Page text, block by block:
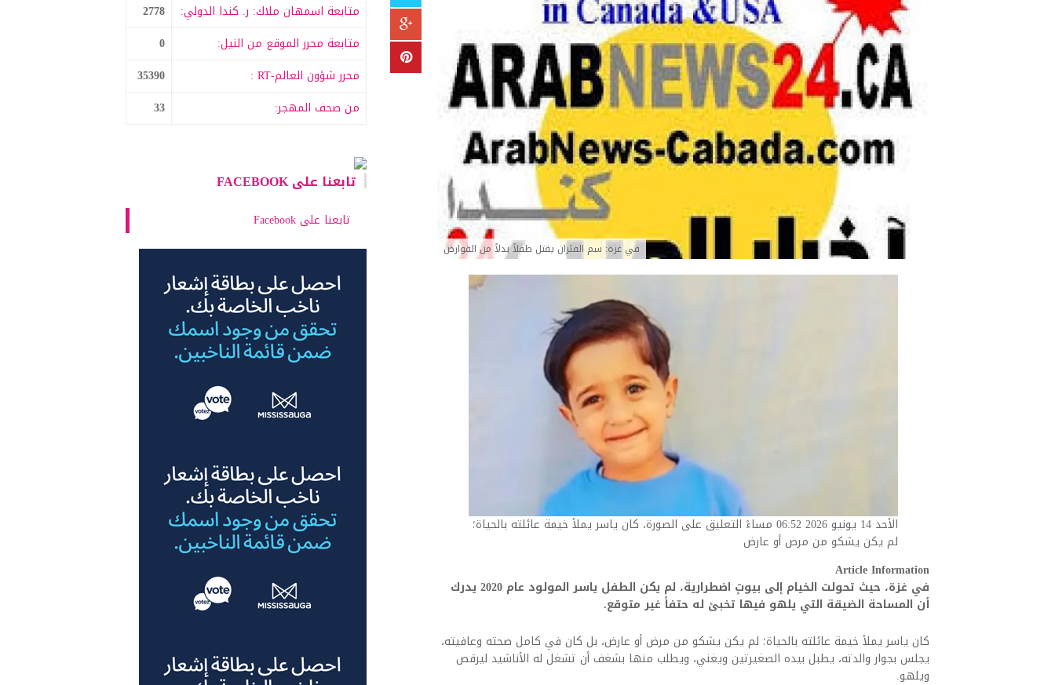
متابعة اسمهان ملاك: ر. كندا الدولي:
2778
متابعة محرر الموقع من النيل:
0
محرر شؤون العالم-RT :
35390
من صحف المهجر:
33
تابعنا على FACEBOOK
تابعنا على Facebook
في غزة: سم الفئران يقتل طفلاً بدلاً من القوارض
الأحد 14 يونيو 2026 06:52 مساءً التعليق على الصورة،
كان ياسر يملأ خيمة عائلته بالحياة؛
لم يكن يشكو من مرض أو عارض
Article Information
في غزة، حيث تحولت الخيام إلى بيوتٍ اضطرارية، لم يكن الطفل ياسر المولود عام 2020 يدرك
أن المساحة الضيقة التي يلهو فيها تخبئ له حتفاً غير متوقع.
كان ياسر يملأ خيمة عائلته بالحياة؛ لم يكن يشكو من مرض أو عارض، بل كان في كامل صحته وعافيته،
يجلس بجوار والدته، يطبل بيده الصغيرتين ويغني، ويطلب منها بشغف أن تشغل له الأناشيد ليرقص
ويلهو.